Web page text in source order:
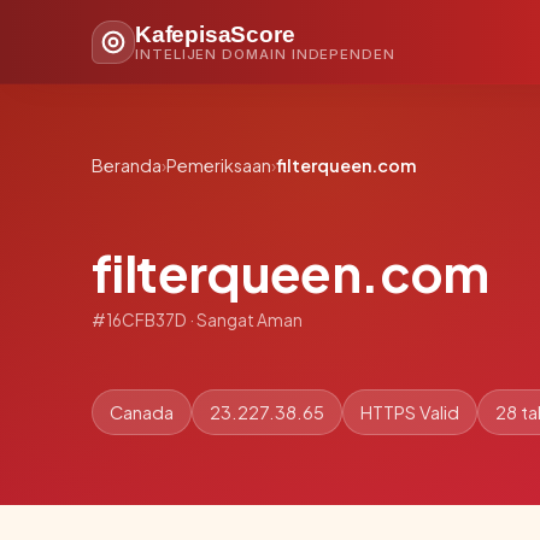
KafepisaScore
INTELIJEN DOMAIN INDEPENDEN
Beranda›Pemeriksaan›filterqueen.com
filterqueen.com
#16CFB37D · Sangat Aman
Canada 23.227.38.65 HTTPS Valid 28